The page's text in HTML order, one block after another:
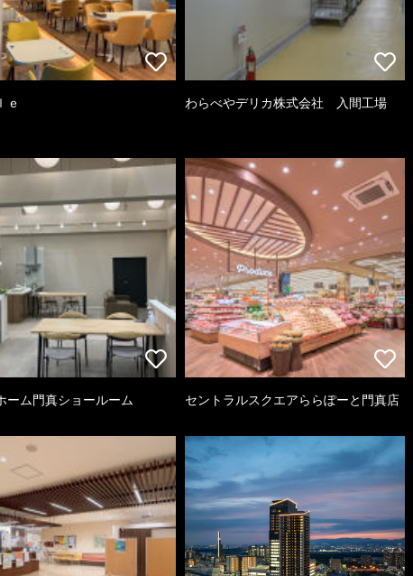
ｅ わらべやデリカ株式会社 入間工場
ーム門真ショールーム セントラルスクエアららぽーと門真店